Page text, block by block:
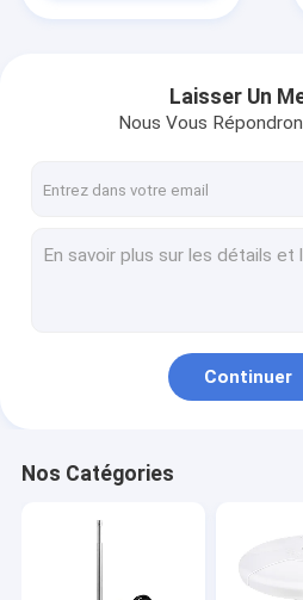
Maison
Produits
Laisser Un
Nous Vous
Continuer
Nos Catégories